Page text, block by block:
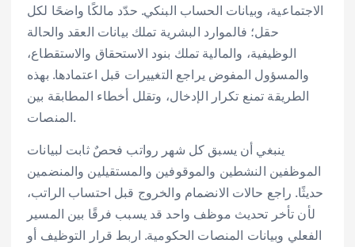
الاجتماعية، وبيانات الحساب البنكي. حدّد مالكًا واضحًا لكل
حقل؛ فالموارد البشرية تملك بيانات العقد والحالة
الوظيفية، والمالية تملك بنود الاستحقاق والاستقطاع،
والمسؤول المفوض يراجع التغييرات قبل اعتمادها. بهذه
الطريقة تمنع تكرار الإدخال، وتقلل أخطاء المطابقة بين
المنصات.
ينبغي أن يسبق كل شهر رواتب فحصٌ ثابت لبيانات
الموظفين النشطين والموقوفين والمستقيلين والمنضمين
حديثًا. راجع حالات الانضمام والخروج قبل احتساب الراتب،
لأن تأخر تحديث موظف واحد قد يسبب فرقًا بين المسير
الفعلي وبيانات المنصات الحكومية. اربط قرار التوظيف أو